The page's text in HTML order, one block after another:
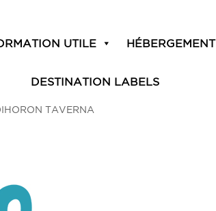
UTILE HÉBERGEMENT
DESTINATION LABELS
TAVERNA